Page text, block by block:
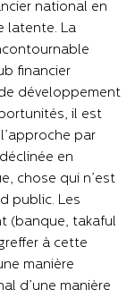
national en
latente. La
financier
développement
il est
par
en
chose qui n’est
public. Les
(banque, takaful
à cette
manière
d’une manière